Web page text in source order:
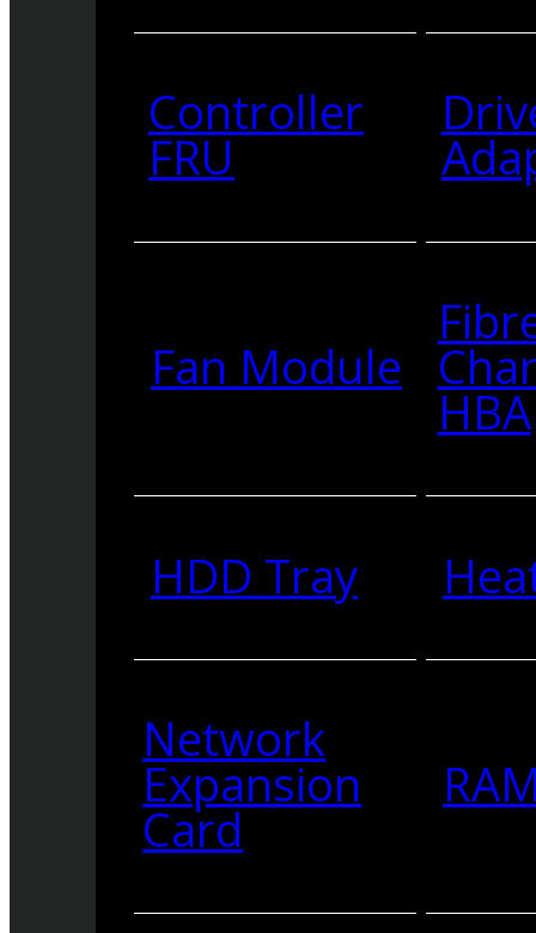
Controller
FRU
Fan Module
HBA
HDD Tray
Network
Expansion
Card